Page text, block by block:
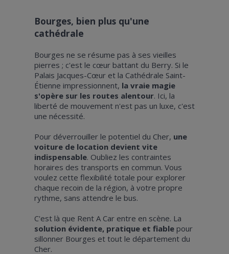
Bourges, bien plus qu'une
cathédrale
Bourges ne se résume pas à ses vieilles
pierres ; c'est le cœur battant du Berry. Si le
Palais Jacques-Cœur et la Cathédrale Saint-
Étienne impressionnent, la vraie magie
s'opère sur les routes alentour. Ici, la
liberté de mouvement n'est pas un luxe, c'est
une nécessité.
Pour déverrouiller le potentiel du Cher, une
voiture de location devient vite
indispensable. Oubliez les contraintes
horaires des transports en commun. Vous
voulez cette flexibilité totale pour explorer
chaque recoin de la région, à votre propre
rythme, sans attendre le bus.
C'est là que Rent A Car entre en scène. La
solution évidente, pratique et fiablepour
sillonner Bourges et tout le département du
Cher.